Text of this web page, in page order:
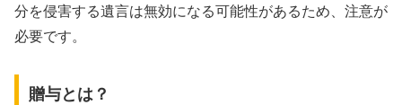
分を侵害する遺言は無効になる可能性があるため、注意が
必要です。
贈与とは？